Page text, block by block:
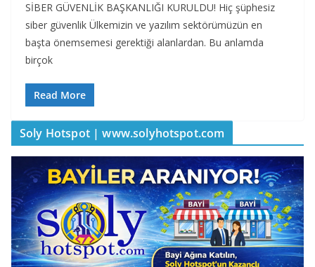
SİBER GÜVENLİK BAŞKANLIĞI KURULDU! Hiç şüphesiz
siber güvenlik Ülkemizin ve yazılım sektörümüzün en
başta önemsemesi gerektiği alanlardan. Bu anlamda
birçok
Read More
Soly Hotspot | www.solyhotspot.com